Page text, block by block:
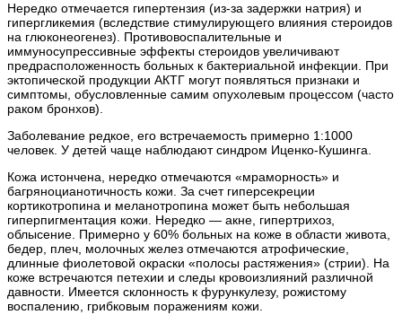
Нередко отмечается гипертензия (из-за задержки натрия) и
гипергликемия (вследствие стимулирующего влияния стероидов
на глюконеогенез). Противовоспалительные и
иммуносупрессивные эффекты стероидов увеличивают
предрасположенность больных к бактериальной инфекции. При
эктопической продукции АКТГ могут появляться признаки и
симптомы, обусловленные самим опухолевым процессом (часто
раком бронхов).
Заболевание редкое, его встречаемость примерно 1:1000
человек. У детей чаще наблюдают синдром Иценко-Кушинга.
Кожа истончена, нередко отмечаются «мраморность» и
багряноцианотичность кожи. За счет гиперсекреции
кортикотропина и меланотропина может быть небольшая
гиперпигментация кожи. Нередко — акне, гипертрихоз,
облысение. Примерно у 60% больных на коже в области живота,
бедер, плеч, молочных желез отмечаются атрофические,
длинные фиолетовой окраски «полосы растяжения» (стрии). На
коже встречаются петехии и следы кровоизлияний различной
давности. Имеется склонность к фурункулезу, рожистому
воспалению, грибковым поражениям кожи.